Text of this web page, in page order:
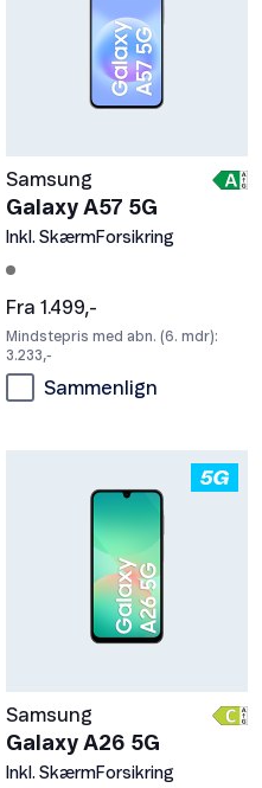
Samsung
Galaxy A57 5G
Inkl. SkærmForsikring
Fra 1.499,-
Mindstepris med abn. (6. mdr):
3.233,-
Sammenlign
Samsung
Galaxy A26 5G
Inkl. SkærmForsikring